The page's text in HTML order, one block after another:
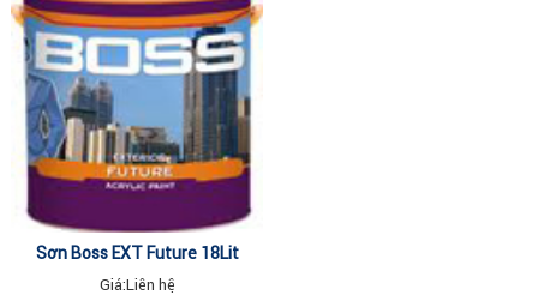
Sơn Boss EXT Future 18Lit
Giá:Liên hệ